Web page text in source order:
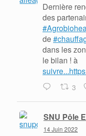
Dernière
des
de
dans les
le bilan ! à
3
SNU Pôle
14 Juin 2022